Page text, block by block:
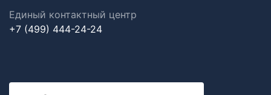
Единый контактный центр
+7 (499) 444-24-24